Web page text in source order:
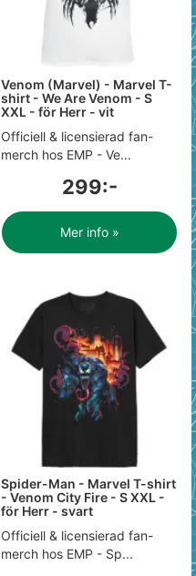
Venom (Marvel) - Marvel T-
shirt - We Are Venom - S
XXL - för Herr - vit
Officiell & licensierad fan-
merch hos EMP - Ve...
299:-
Mer info »
Spider-Man - Marvel T-shirt
- Venom City Fire - S XXL -
för Herr - svart
Officiell & licensierad fan-
merch hos EMP - Sp...